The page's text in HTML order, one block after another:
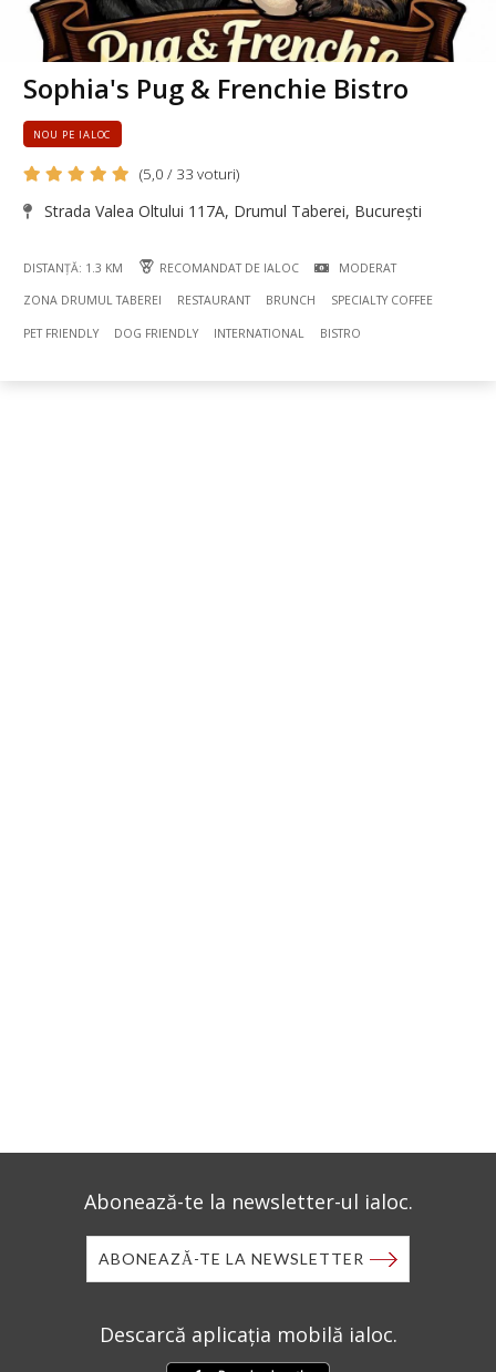
Sophia's Pug & Frenchie Bistro
NOU PE IALOC
(5,0 / 33 voturi)
Strada Valea Oltului 117A, Drumul Taberei, București
DISTANȚĂ: 1.3 KM RECOMANDAT DE IALOC MODERAT
ZONA DRUMUL TABEREI RESTAURANT BRUNCH SPECIALTY COFFEE
PET FRIENDLY DOG FRIENDLY INTERNATIONAL BISTRO
Abonează-te la newsletter-ul ialoc.
ABONEAZĂ-TE LA NEWSLETTER
Descarcă aplicația mobilă ialoc.